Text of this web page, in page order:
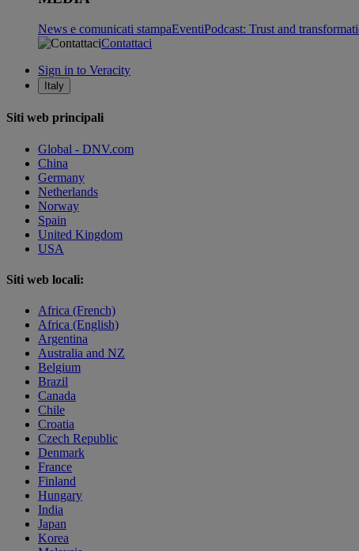
News e comunicati stampaEventiPodcast: Trust and
Contattaci
Sign in to Veracity
Italy
Siti web principali
Global - DNV.com
China
Germany
Netherlands
Norway
Spain
United Kingdom
USA
Siti web locali:
Africa (French)
Africa (English)
Argentina
Australia and NZ
Belgium
Brazil
Canada
Chile
Croatia
Czech Republic
Denmark
France
Finland
Hungary
India
Japan
Korea